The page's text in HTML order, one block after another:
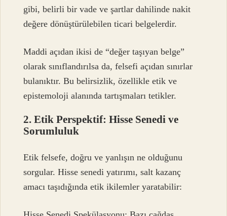
gibi, belirli bir vade ve şartlar dahilinde nakit
değere dönüştürülebilen ticari belgelerdir.
Maddi açıdan ikisi de “değer taşıyan belge”
olarak sınıflandırılsa da, felsefi açıdan sınırlar
bulanıktır. Bu belirsizlik, özellikle etik ve
epistemoloji alanında tartışmaları tetikler.
2. Etik Perspektif: Hisse Senedi ve
Sorumluluk
Etik felsefe, doğru ve yanlışın ne olduğunu
sorgular. Hisse senedi yatırımı, salt kazanç
amacı taşıdığında etik ikilemler yaratabilir: